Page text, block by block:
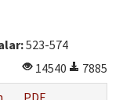
523-574
14540
7885